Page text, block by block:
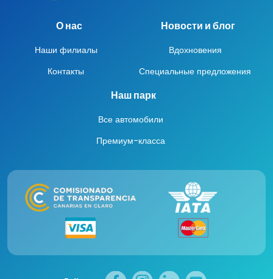
О нас
Наши филиалы
Контакты
Новости и блог
Вдохновения
Специальные предложения
Наш парк
Все автомобили
Премиум-класса